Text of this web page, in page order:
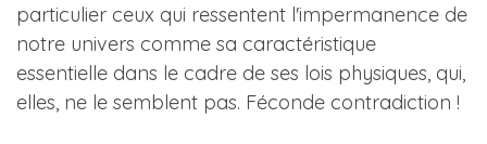
particulier ceux qui ressentent l'impermanence de
notre univers comme sa caractéristique
essentielle dans le cadre de ses lois physiques, qui,
elles, ne le semblent pas. Féconde contradiction !